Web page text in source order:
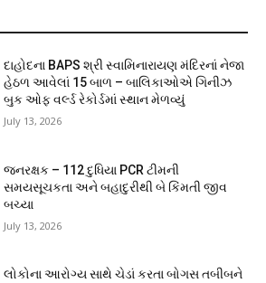
દાહોદના BAPS શ્રી સ્વામિનારાયણ મંદિરનાં નેજા
હેઠળ આવેલાં 15 બાળ – બાલિકાઓએ ગિનીઝ
બુક ઓફ વર્લ્ડ રેકોર્ડમાં સ્થાન મેળવ્યું
July 13, 2026
જનરક્ષક – 112 દુધિયા PCR ટીમની
સમયસૂચકતા અને બહાદુરીથી બે કિંમતી જીવ
બચ્યા
July 13, 2026
લોકોના આરોગ્ય સાથે ચેડાં કરતા બોગસ તબીબને